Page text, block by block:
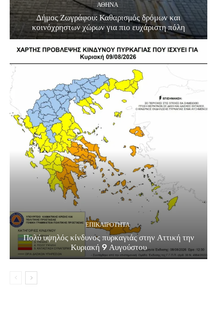
ΑΘΗΝΑ
Δήμος Ζωγράφου: Καθαρισμός δρόμων και
κοινόχρηστων χώρων για πιο ευχάριστη πόλη
ΕΠΙΚΑΙΡΟΤΗΤΑ
Πολύ υψηλός κίνδυνος πυρκαγιάς στην Αττική την
Κυριακή 9 Αυγούστου